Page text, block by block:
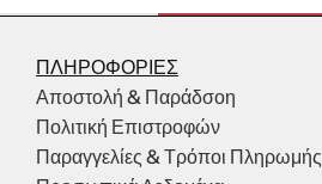
ΠΛΗΡΟΦΟΡΙΕΣ
Αποστολή & Παράδσοη
Πολιτική Επιστροφών
Παραγγελίες & Τρόποι Πληρωμής